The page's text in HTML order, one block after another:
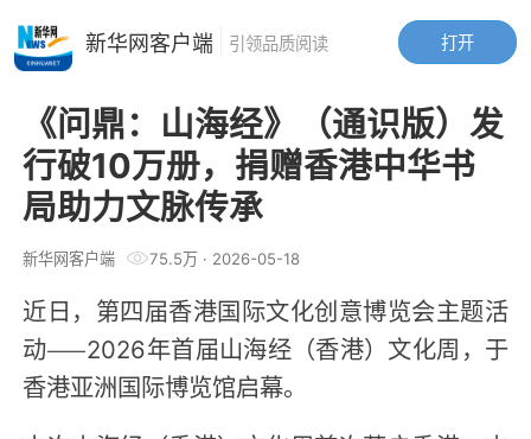
《问鼎：山海经》（通识版）发
行破10万册，捐赠香港中华书
局助力文脉传承
新华网客户端 75.5万· 2026-05-18
近日，第四届香港国际文化创意博览会主题活
动——2026年首届山海经（香港）文化周，于
香港亚洲国际博览馆启幕。
打开
新华网客户端 引领品质阅读